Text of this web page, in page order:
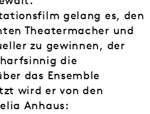
gelang es, den
Theatermacher und
zu gewinnen, der
die
das Ensemble
wird er von den
Anhaus: